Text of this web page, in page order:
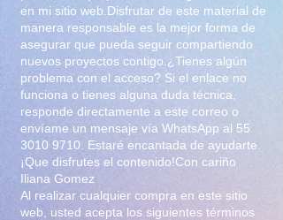
de el autor y la modelo. Todas las
imagenes incluidas en el set
tienen derechos de autor.
en mi sitio web.Disfrutar de este material de
manera responsable es la mejor forma de
asegurar que pueda seguir compartiendo
nuevos proyectos contigo.¿Tienes algún
problema con el acceso? Si el enlace no
funciona o tienes alguna duda técnica,
responde directamente a este correo o
envíame un mensaje vía WhatsApp al 55
3010 9710 . Estaré encantada de ayudarte.
¡Que disfrutes el contenido!Con cariño
Iliana Gomez
Al realizar cualquier compra en este sitio
web, usted acepta los siguientes términos